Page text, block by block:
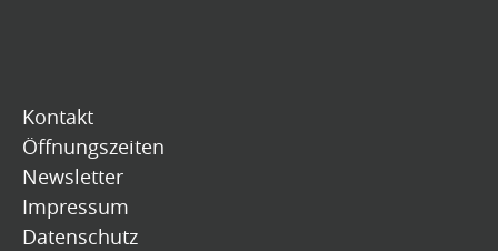
Kontakt
Öffnungszeiten
Newsletter
Impressum
Datenschutz